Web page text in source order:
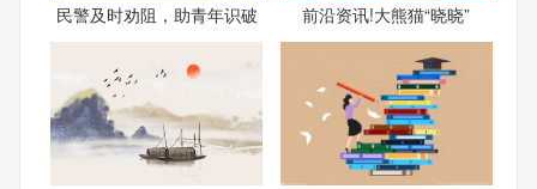
民警及时劝阻，助青年识破 前沿资讯!大熊猫“晓晓”